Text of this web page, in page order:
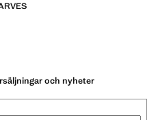
och nyheter